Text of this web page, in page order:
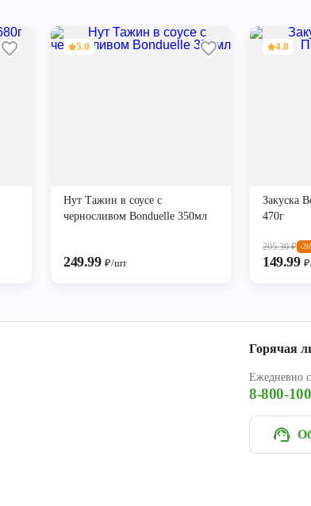
5.0
Нут Тажин в соусе с
черносливом Bonduelle 350мл
249.99₽/шт
4.8
Закуска
470г
205.30₽ -
149.99
Горячая
Ежедневно
8-800-